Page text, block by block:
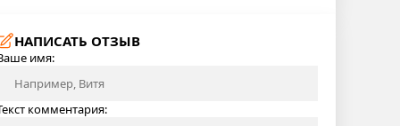
НАПИСАТЬ ОТЗЫВ
имя:
комментария: